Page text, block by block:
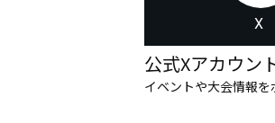
X
公式Xアカウン
イベントや大会情報を